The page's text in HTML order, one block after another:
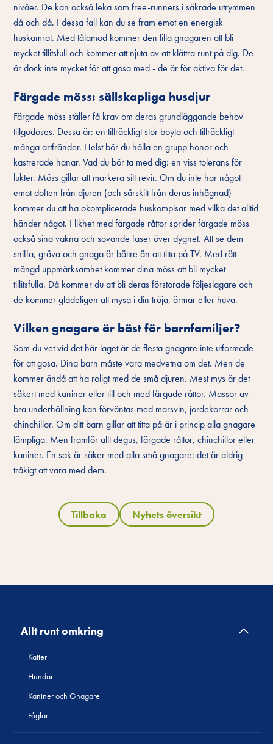
nivåer. De kan också leka som free-runners i säkrade utrymmen
då och då. I dessa fall kan du se fram emot en energisk
huskamrat. Med tålamod kommer den lilla gnagaren att bli
mycket tillitsfull och kommer att njuta av att klättra runt på dig. De
är dock inte mycket för att gosa med - de är för aktiva för det.
Färgade möss: sällskapliga husdjur
Färgade möss ställer få krav om deras grundläggande behov
tillgodoses. Dessa är: en tillräckligt stor boyta och tillräckligt
många artfränder. Helst bör du hålla en grupp honor och
kastrerade hanar. Vad du bör ta med dig: en viss tolerans för
lukter. Möss gillar att markera sitt revir. Om du inte har något
emot doften från djuren (och särskilt från deras inhägnad)
kommer du att ha okomplicerade huskompisar med vilka det alltid
händer något. I likhet med färgade råttor sprider färgade möss
också sina vakna och sovande faser över dygnet. Att se dem
sniffa, gräva och gnaga är bättre än att titta på TV. Med rätt
mängd uppmärksamhet kommer dina möss att bli mycket
tillitsfulla. Då kommer du att bli deras förstorade följeslagare och
de kommer gladeligen att mysa i din tröja, ärmar eller huva.
Vilken gnagare är bäst för barnfamiljer?
Som du vet vid det här laget är de flesta gnagare inte utformade
för att gosa. Dina barn måste vara medvetna om det. Men de
kommer ändå att ha roligt med de små djuren. Mest mys är det
säkert med kaniner eller till och med färgade råttor. Massor av
bra underhållning kan förväntas med marsvin, jordekorrar och
chinchillor. Om ditt barn gillar att titta på är i princip alla gnagare
lämpliga. Men framför allt degus, färgade råttor, chinchillor eller
kaniner. En sak är säker med alla små gnagare: det är aldrig
tråkigt att vara med dem.
Tillbaka Nyhets översikt
Allt runt omkring
Katter
Hundar
Kaniner och Gnagare
Fåglar